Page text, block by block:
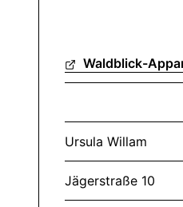
Waldblick-
Ursula Willam
Jägerstraße 10